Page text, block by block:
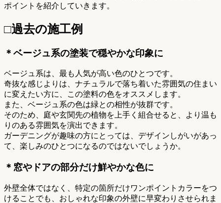
ポイントを紹介していきます。
□過去の施工例
＊ベージュ系の塗装で穏やかな印象に
ベージュ系は、最も人気が高い色のひとつです。
奇抜な感じよりは、ナチュラルで落ち着いた雰囲気の住まい
に変えたい方に、この塗料の色をオススメします。
また、ベージュ系の色は緑との相性が抜群です。
そのため、庭や玄関先の植物を上手く組合せると、より温も
りのある雰囲気を演出できます。
ガーデニングが趣味の方にとっては、デザインしがいがあっ
て、楽しみのひとつになるのではないでしょうか。
＊窓やドアの部分だけ鮮やかな色に
外壁全体ではなく、特定の箇所だけワンポイントカラーをつ
けることでも、おしゃれな印象の外壁に早変わりさせられま